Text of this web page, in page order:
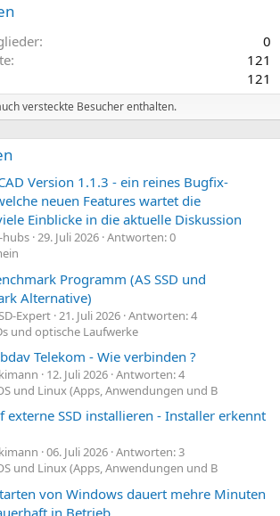
0
121
121
versteckte Besucher enthalten.
Version 1.1.3 - ein reines Bugfix-
neuen Features wartet die
Einblicke in die aktuelle Diskussion
hubs 29. Juli 2026 Antworten: 0
Programm (AS SSD und
Alternative)
Expert 21. Juli 2026 Antworten: 4
und optische Laufwerke
Telekom - Wie verbinden ?
12. Juli 2026 Antworten: 4
und Linux (Apps, Anwendungen und B
externe SSD installieren - Installer erkennt
06. Juli 2026 Antworten: 3
und Linux (Apps, Anwendungen und B
von Windows dauert mehre Minuten
in Betrieb